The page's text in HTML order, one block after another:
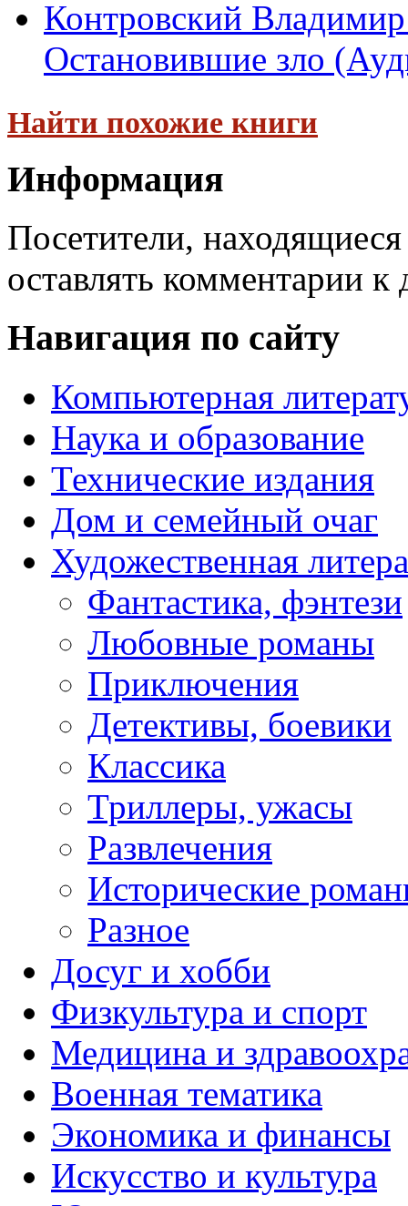
Контровский
Остановившие зло
Найти похожие книги
Информация
Посетители,
оставлять комментарии к
Навигация по сайту
Компьютерная
Наука и образование
Технические издания
Дом и семейный очаг
Художественная
Фантастика, фэнтези
Любовные романы
Приключения
Детективы, боевики
Классика
Триллеры, ужасы
Развлечения
Исторические
Разное
Досуг и хобби
Физкультура и спорт
Медицина и
Военная тематика
Экономика и финансы
Искусство и культура